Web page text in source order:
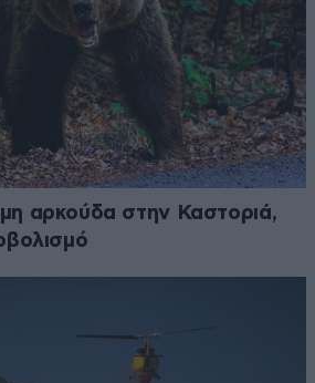
αρκούδα στην Καστοριά,